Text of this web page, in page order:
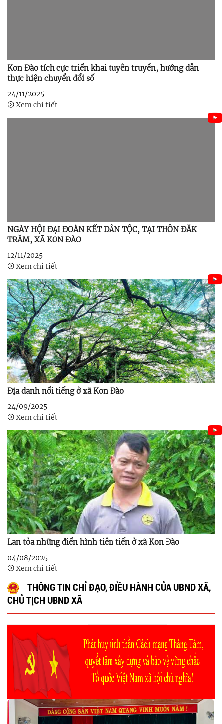
Kon Đào tích cực triển khai tuyên truyền, hướng dẫn
thực hiện chuyển đổi số
24/11/2025
Xem chi tiết
NGÀY HỘI ĐẠI ĐOÀN KẾT DÂN TỘC, TẠI THÔN ĐĂK
TRĂM, XÃ KON ĐÀO
12/11/2025
Xem chi tiết
Địa danh nổi tiếng ở xã Kon Đào
24/09/2025
Xem chi tiết
Lan tỏa những điển hình tiên tiến ở xã Kon Đào
04/08/2025
Xem chi tiết
THÔNG TIN CHỈ ĐẠO, ĐIỀU HÀNH CỦA UBND XÃ,
CHỦ TỊCH UBND XÃ